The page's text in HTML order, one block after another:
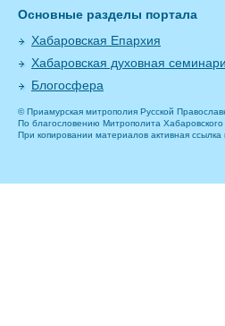
Основные разделы портала
Хабаровская Епархия
Хабаровская духовная
Блогосфера
© Приамурская митрополия Русской
По благословению Митрополита
При копировании материалов активная ссылка